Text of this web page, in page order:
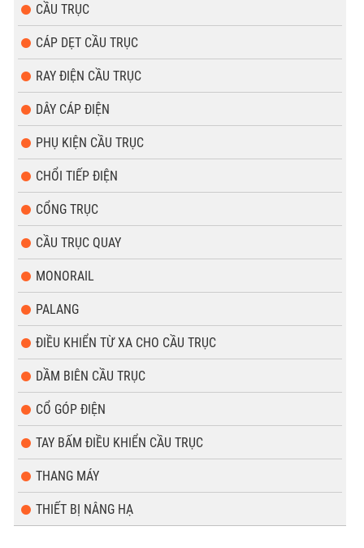
CẦU TRỤC
CÁP DẸT CẦU TRỤC
RAY ĐIỆN CẦU TRỤC
DÂY CÁP ĐIỆN
PHỤ KIỆN CẦU TRỤC
CHỔI TIẾP ĐIỆN
CỔNG TRỤC
CẦU TRỤC QUAY
MONORAIL
PALANG
ĐIỀU KHIỂN TỪ XA CHO CẦU TRỤC
DẦM BIÊN CẦU TRỤC
CỔ GÓP ĐIỆN
TAY BẤM ĐIỀU KHIỂN CẦU TRỤC
THANG MÁY
THIẾT BỊ NÂNG HẠ